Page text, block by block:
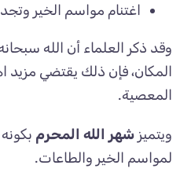
اغتنام مواسم الخير
وقد ذكر العلماء أن الله
المكان، فإن ذلك يقتضي مزيد
المعصية.
ويتميز شهر الله المحرم
لمواسم الخير والطاعات.